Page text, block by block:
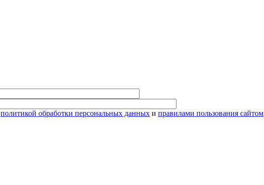
политикой обработки персональных данных и правилами пользования сайтом